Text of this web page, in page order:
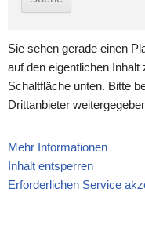
Sie sehen gerade einen
auf den eigentlichen
Schaltfläche unten. Bitte
Drittanbieter
Mehr Informationen
Inhalt entsperren
Erforderlichen Service